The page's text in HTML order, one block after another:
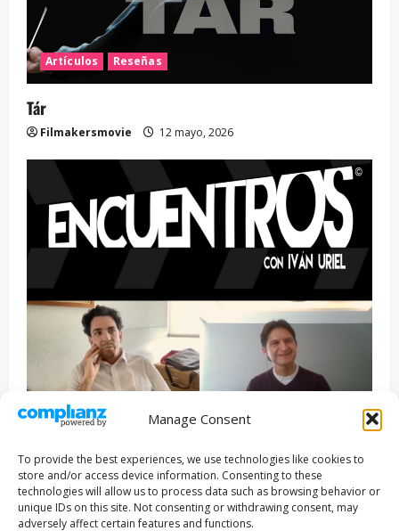
Manage Consent
To provide the best experiences, we use technologies like cookies to
store and/or access device information. Consenting to these
technologies will allow us to process data such as browsing behavior or
unique IDs on this site. Not consenting or withdrawing consent, may
adversely affect certain features and functions.
Artículos Reseñas
Tár
Filmakersmovie 12 mayo, 2026
Entrevista Series
ENCUENTROS CON IVÁN URIEL T3E22: JUAN PATRICIO
RIVEROLL
Filmakersmovie 5 mayo, 2026